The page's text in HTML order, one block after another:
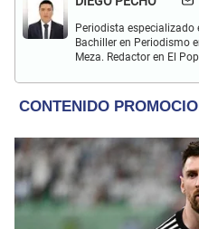
Periodista especializado
Bachiller en Periodismo
Meza. Redactor en El
internacional, trucos